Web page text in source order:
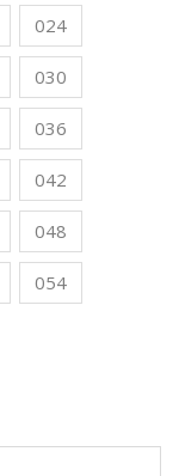
024
030
036
042
048
054